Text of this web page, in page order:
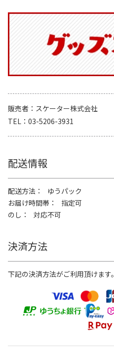
販売者
スケーター株式会社
TEL
03-5206-3931
配送情報
配送方法
ゆうパック
お届け時間帯
指定可
のし
対応不可
決済方法
下記の決済方法がご利用頂けます。